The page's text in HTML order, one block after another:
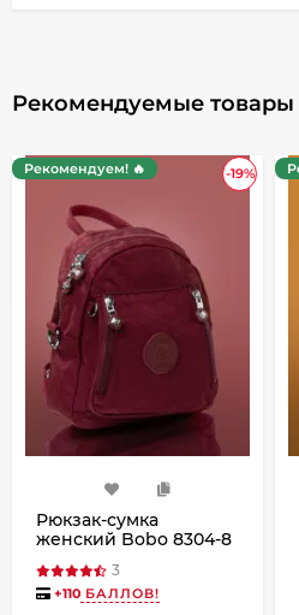
Рекомендуемые товары
-19%
Рекомендуем! 🔥
Рюкзак-сумка
женский Bobo 8304-8
3
+110 БАЛЛОВ!